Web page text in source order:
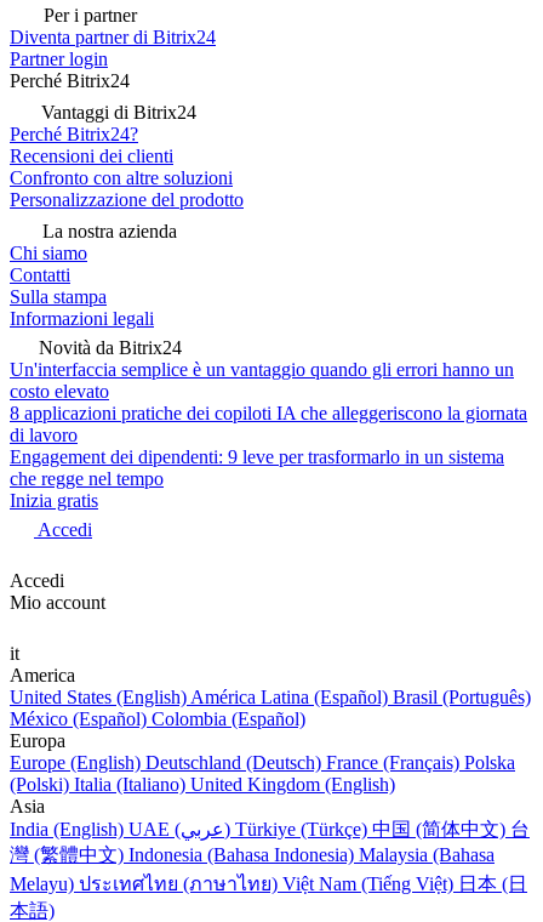
Per i partner
Diventa partner di Bitrix24
Partner login
Perché Bitrix24
Vantaggi di Bitrix24
Perché Bitrix24?
Recensioni dei clienti
Confronto con altre soluzioni
Personalizzazione del prodotto
La nostra azienda
Chi siamo
Contatti
Sulla stampa
Informazioni legali
Novità da Bitrix24
Un'interfaccia semplice è un vantaggio quando gli errori hanno un
costo elevato
8 applicazioni pratiche dei copiloti IA che alleggeriscono la giornata
di lavoro
Engagement dei dipendenti: 9 leve per trasformarlo in un sistema
che regge nel tempo
Inizia gratis
Accedi
Accedi
Mio account
it
America
United States (English) América Latina (Español) Brasil (Português)
México (Español) Colombia (Español)
Europa
Europe (English) Deutschland (Deutsch) France (Français) Polska
(Polski) Italia (Italiano) United Kingdom (English)
Asia
India (English)
UAE (عربي) Türkiye (Türkçe) 中国 (简体中文) 台
灣 (繁體中文) Indonesia (Bahasa Indonesia) Malaysia (Bahasa
Melayu) ประเทศไทย (ภาษาไทย) Việt Nam (Tiếng Việt) 日本 (日
本語)